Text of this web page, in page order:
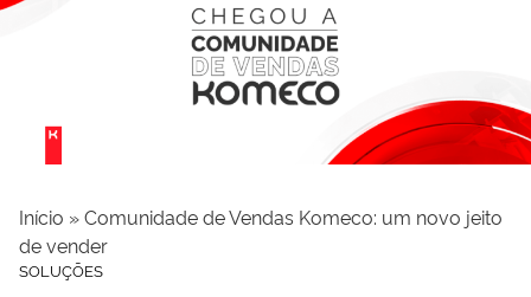
Início »Comunidade de Vendas Komeco: um novo jeito
de vender
SOLUÇÕES